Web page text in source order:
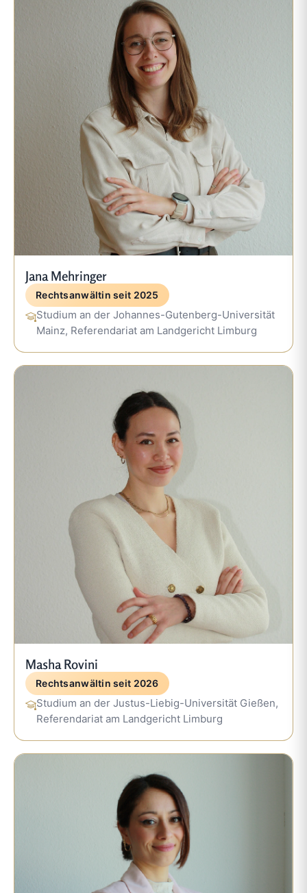
Jana Mehringer
Rechtsanwältin seit 2025
Studium an der Johannes-Gutenberg-Universität
Mainz, Referendariat am Landgericht Limburg
Masha Rovini
Rechtsanwältin seit 2026
Studium an der Justus-Liebig-Universität Gießen,
Referendariat am Landgericht Limburg